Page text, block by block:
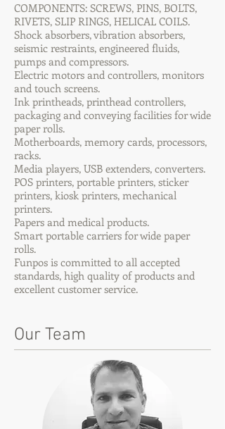
COMPONENTS: SCREWS, PINS, BOLTS,
RIVETS, SLIP RINGS, HELICAL COILS.
Shock absorbers, vibration absorbers,
seismic restraints, engineered fluids,
pumps and compressors.
Electric motors and controllers, monitors
and touch screens.
Ink printheads, printhead controllers,
packaging and conveying facilities for wide
paper rolls.
Motherboards, memory cards, processors,
racks.
Media players, USB extenders, converters.
POS printers, portable printers, sticker
printers, kiosk printers, mechanical
printers.
Papers and medical products.
Smart portable carriers for wide paper
rolls.
Funpos is committed to all accepted
standards, high quality of products and
excellent customer service.
Our Team